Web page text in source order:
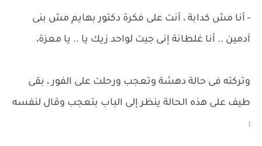
- أنا مش كدابة ، أنت على فكرة دكتور بهايم مش بنى
آدمين .. أنا غلطانة إنى جيت لواحد زيك يا .. يا معزة،
وتركته فى حالة دهشة وتعجب ورحلت على الفور ، بقى
طيف على هذه الحالة ينظر إلى الباب بتعجب وقال لنفسه
: